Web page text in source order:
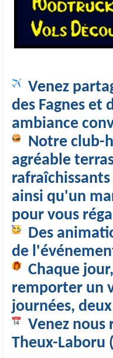
Venez
des Fagnes et
ambiance
Notre club-
agréable
ainsi qu'un
pour vous
Des
de
Chaque
remporter un
journées,
Venez
Theux-Laboru